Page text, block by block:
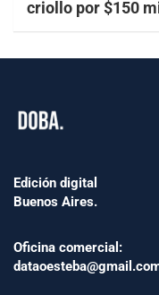
criollo por $150
Edición digital
Buenos Aires.
Oficina comercial: